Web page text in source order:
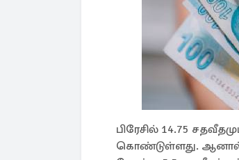
பிரேசில் 14.75
கொண்டுள்ளது. ஆனால்